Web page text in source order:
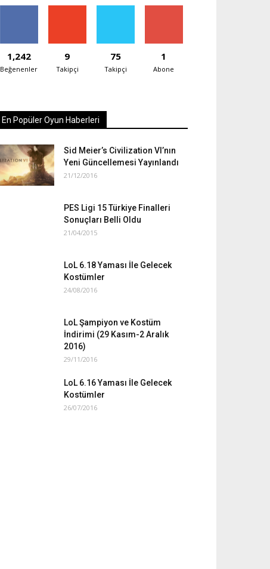
1,242
Beğenenler
9
Takipçi
75
Takipçi
1
Abone
En Popüler Oyun Haberleri
Sid Meier’s Civilization VI’nın
Yeni Güncellemesi Yayınlandı
21/12/2016
PES Ligi 15 Türkiye Finalleri
Sonuçları Belli Oldu
21/04/2015
LoL 6.18 Yaması İle Gelecek
Kostümler
24/08/2016
LoL Şampiyon ve Kostüm
İndirimi (29 Kasım-2 Aralık
2016)
29/11/2016
LoL 6.16 Yaması İle Gelecek
Kostümler
26/07/2016